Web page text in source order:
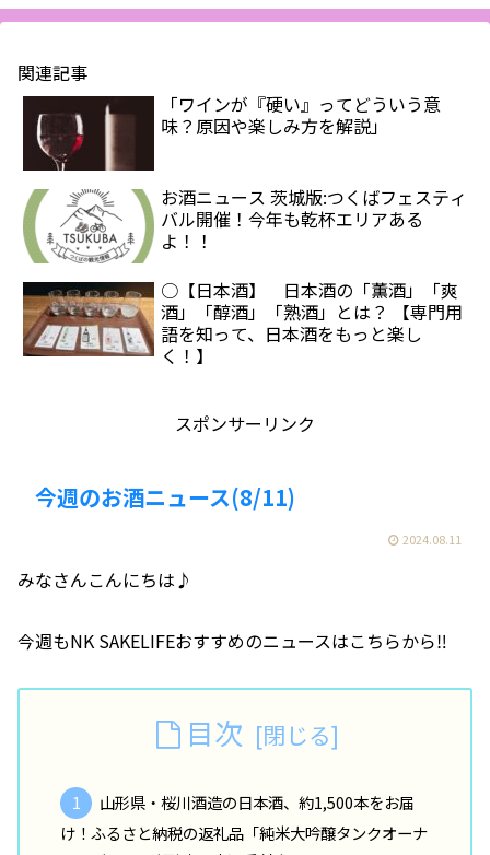
関連記事
「ワインが『硬い』ってどういう意
味？原因や楽しみ方を解説」
お酒ニュース 茨城版:つくばフェスティ
バル開催！今年も乾杯エリアある
よ！！
○【日本酒】 日本酒の「薫酒」「爽
酒」「醇酒」「熟酒」とは？ 【専門用
語を知って、日本酒をもっと楽し
く！】
スポンサーリンク
今週のお酒ニュース(8/11)
2024.08.11
みなさんこんにちは♪
今週もNK SAKELIFEおすすめのニュースはこちらから‼️
目次
山形県・桜川酒造の日本酒、約1,500本をお届
け！ふるさと納税の返礼品「純米大吟醸タンクオーナ